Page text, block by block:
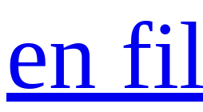
en